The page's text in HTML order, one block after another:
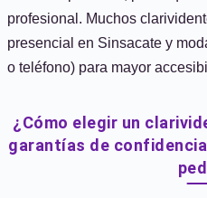
profesional. Muchos
presencial en Sinsacate y
o teléfono) para mayor
¿Cómo elegir un
garantías de